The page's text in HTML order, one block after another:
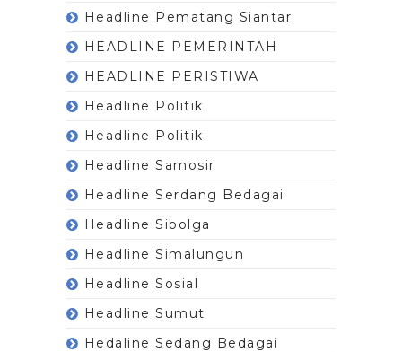
Headline Pematang Siantar
HEADLINE PEMERINTAH
HEADLINE PERISTIWA
Headline Politik
Headline Politik.
Headline Samosir
Headline Serdang Bedagai
Headline Sibolga
Headline Simalungun
Headline Sosial
Headline Sumut
Hedaline Sedang Bedagai